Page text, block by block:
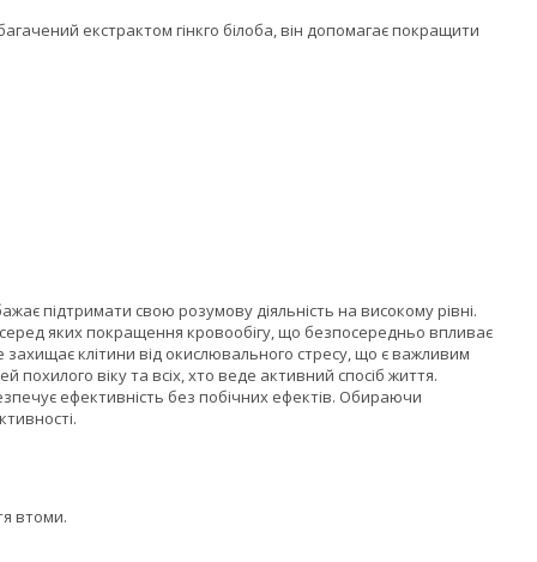
екстрактом гінкго білоба, він допомагає покращити
підтримати свою розумову діяльність на високому рівні.
серед яких покращення кровообігу, що безпосередньо впливає
клітини від окислювального стресу, що є важливим
віку та всіх, хто веде активний спосіб життя.
ефективність без побічних ефектів. Обираючи
втоми.